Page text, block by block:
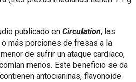
publicado en Circulation, las
más porciones de fresas a la
de sufrir un ataque cardíaco,
menos. Este beneficio se da
antocianinas, flavonoide